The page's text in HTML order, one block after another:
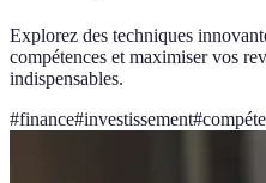
Explorez des techniques
compétences et maximiser vos
indispensables.
#finance#investissement#